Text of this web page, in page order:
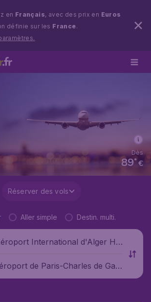
en Français, avec des prix en Euros
définie sur les France.
€
89*
Dès
Réserver des vols
Aller simple Destin. multi.
International d'Alger Ho
de Paris-Charles de Gaul